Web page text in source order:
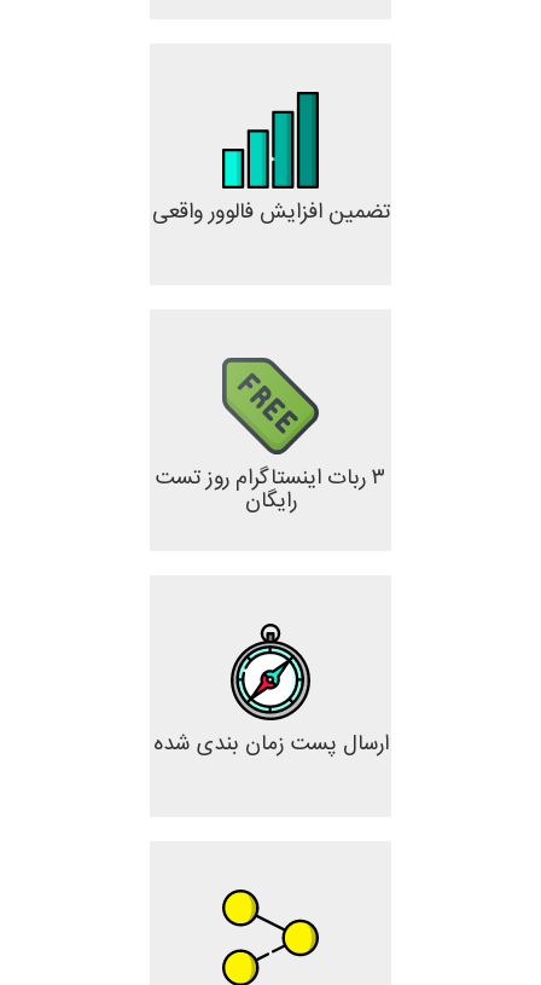
تضمین افزایش فالوور واقعی
۳ ربات اینستاگرام روز تست
رایگان
ارسال پست زمان بندی شده